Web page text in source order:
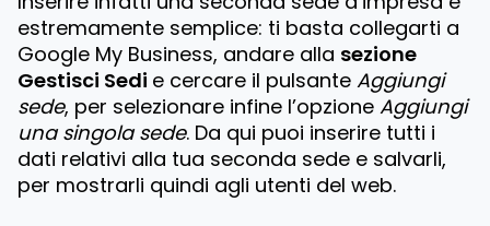
estremamente semplice: ti basta collegarti a
Google My Business, andare alla sezione
Gestisci Sedi e cercare il pulsanteAggiungi
sede, per selezionare infine l’opzioneAggiungi
una singola sede. Da qui puoi inserire tutti i
dati relativi alla tua seconda sede e salvarli,
per mostrarli quindi agli utenti del web.